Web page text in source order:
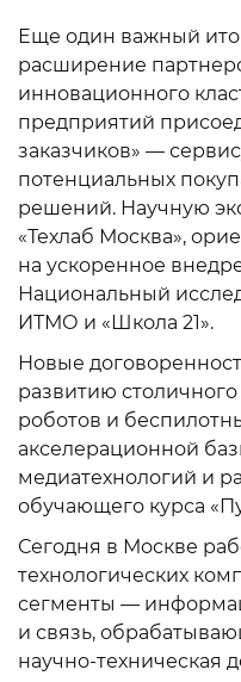
Еще один важный
расширение
инновационного
предприятий
заказчиков» —
потенциальных
решений. Научную
«Техлаб Москва»,
на ускоренное
Национальный
ИТМО и «Школа 21».
Новые
развитию
роботов и
акселерационной
медиатехнологий и
обучающего курса
Сегодня в Москве
технологических
сегменты —
и связь,
научно-техническая